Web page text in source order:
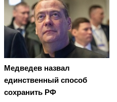
Медведев назвал
единственный способ
сохранить РФ